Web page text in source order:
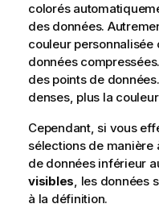
colorés
des données.
couleur
données
des points de
denses, plus la
Cependant, si vous
sélections de manière
de données inférieur
visibles, les données
à la définition.